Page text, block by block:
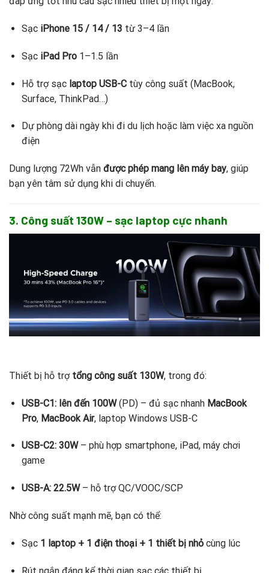
Sạc iPhone 15 / 14 / 13 từ 3–4 lần
Sạc iPad Pro1–1.5 lần
Hỗ trợ sạc laptop USB-Ctùy công suất (MacBook,
Surface, ThinkPad…)
Dự phòng dài ngày khi đi du lịch hoặc làm việc xa nguồn
điện
Dung lượng 72Wh vẫn được phép mang lên máy bay, giúp
bạn yên tâm sử dụng khi di chuyển.
3. Công suất 130W – sạc laptop cực nhanh
Thiết bị hỗ trợ tổng công suất 130W, trong đó:
USB-C1: lên đến 100W(PD) – đủ sạc nhanh MacBook
Pro, MacBook Air, laptop Windows USB-C
USB-C2: 30W– phù hợp smartphone, iPad, máy chơi
game
USB-A: 22.5W– hỗ trợ QC/VOOC/SCP
Nhờ công suất mạnh mẽ, bạn có thể:
Sạc 1 laptop + 1 điện thoại + 1 thiết bị nhỏcùng lúc
Rút ngắn đáng kể thời gian sạc các thiết bị